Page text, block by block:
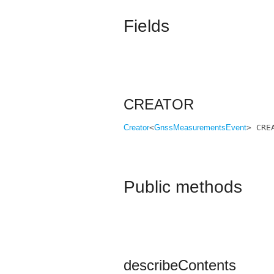
Fields
CREATOR
Creator<GnssMeasurementsEvent>
Public methods
describeContents